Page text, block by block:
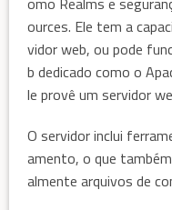
ources. Ele tem a
vidor web, ou pode
b dedicado como o
le provê um servidor
O servidor inclui
amento, o que
almente arquivos de